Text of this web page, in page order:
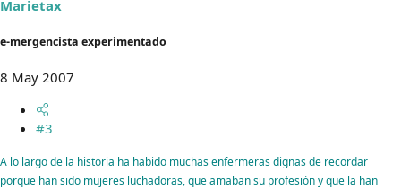
Marietax
e-mergencista experimentado
8 May 2007
#3
A lo largo de la historia ha habido muchas enfermeras dignas de recordar
porque han sido mujeres luchadoras, que amaban su profesión y que la han